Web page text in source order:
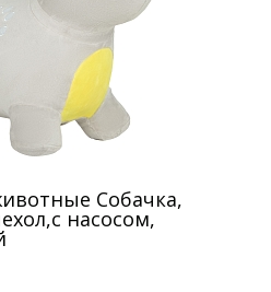
Собачка,
насосом,